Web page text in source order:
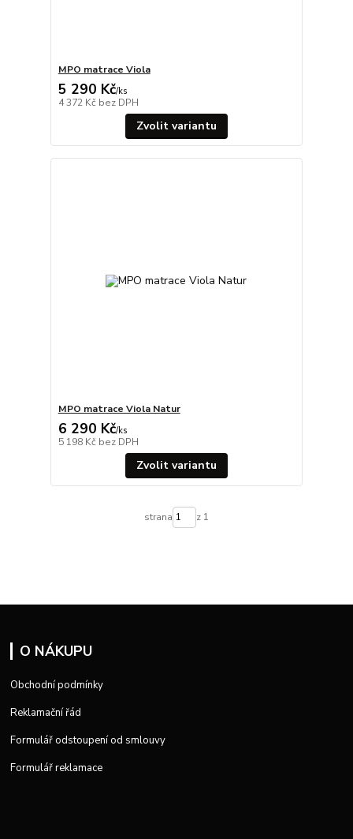
MPO matrace Viola
5 290 Kč/ks
4 372 Kč bez DPH
Zvolit variantu
MPO matrace Viola Natur
6 290 Kč/ks
5 198 Kč bez DPH
Zvolit variantu
strana z 1
O NÁKUPU
Obchodní podmínky
Reklamační řád
Formulář odstoupení od smlouvy
Formulář reklamace